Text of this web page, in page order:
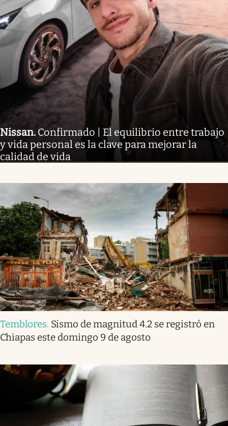
Nissan. Confirmado | El equilibrio entre trabajo
y vida personal es la clave para mejorar la
calidad de vida
Temblores. Sismo de magnitud 4.2 se registró en
Chiapas este domingo 9 de agosto